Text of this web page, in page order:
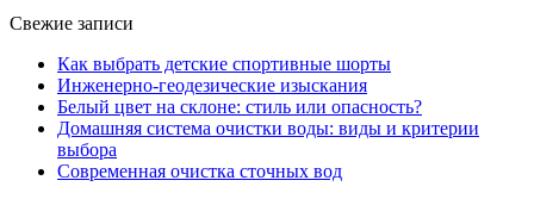
Свежие записи
Как выбрать детские спортивные шорты
Инженерно-геодезические изыскания
Белый цвет на склоне: стиль или опасность?
Домашняя система очистки воды: виды и критерии
выбора
Современная очистка сточных вод